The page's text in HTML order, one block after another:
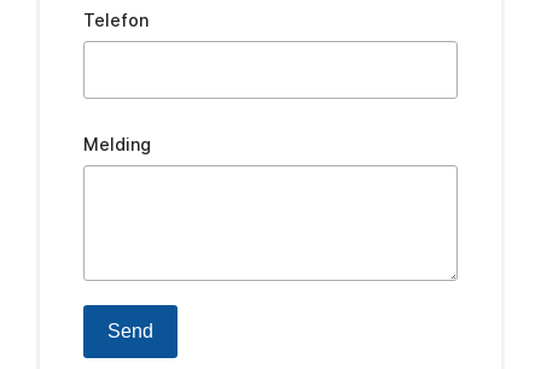
Telefon
Melding
Send